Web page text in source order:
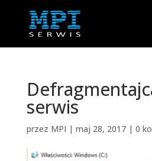
serwis
przez MPI | maj 28, 2017| 0